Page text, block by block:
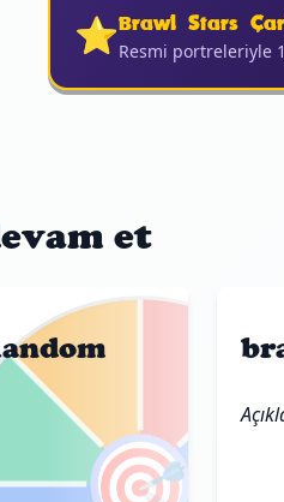
⭐Brawl Stars
Resmi portreleriyle
et